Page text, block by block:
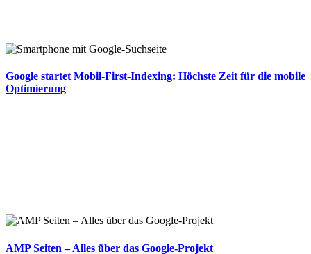
Google startet Mobil-First-Indexing: Höchste Zeit für die mobile
Optimierung
AMP Seiten – Alles über das Google-Projekt